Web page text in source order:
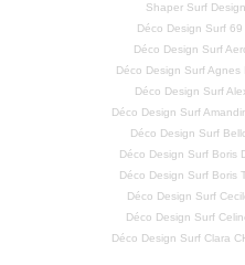
Shaper Surf
Déco Design Surf 69
Déco Design Surf
Déco Design Surf Agnes
Déco Design Surf
Déco Design Surf
Déco Design Surf
Déco Design Surf Boris
Déco Design Surf Boris
Déco Design Surf
Déco Design Surf
Déco Design Surf Clara